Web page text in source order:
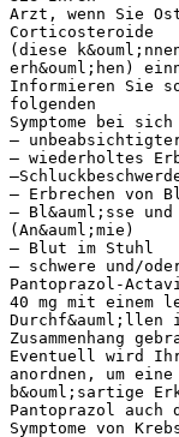
Arzt, wenn Sie
Corticosteroide
(diese
erh&ouml;hen)
Informieren Sie
folgenden
Symptome bei sich
–
– wiederholtes
– Erbrechen von
– Bl&auml;sse und
(An&auml;mie)
– Blut im Stuhl
– schwere und/
Pantoprazol-
40 mg mit einem
Durchf&auml;llen
Zusammenhang
Eventuell wird
anordnen, um eine
b&ouml;sartige
Pantoprazol auch
Symptome von